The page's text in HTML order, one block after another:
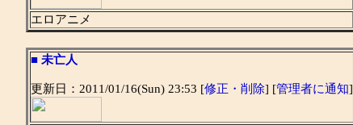
エロアニメ
■ 未亡人
更新日：2011/01/16(Sun) 23:53 [修正・削除] [管理者に通知]